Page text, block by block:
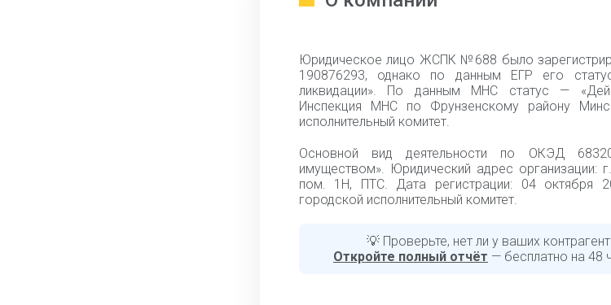
Юридическое лицо ЖСПК №688 было
190876293, однако по данным ЕГР его
ликвидации». По данным МНС статус —
Инспекция МНС по Фрунзенскому району
исполнительный комитет.
Основной вид деятельности по ОКЭД
имуществом». Юридический адрес организации:
пом. 1Н, ПТС. Дата регистрации: 04 октября
городской исполнительный комитет.
💡 Проверьте, нет ли у ваших
Откройте полный отчёт — бесплатно на 48